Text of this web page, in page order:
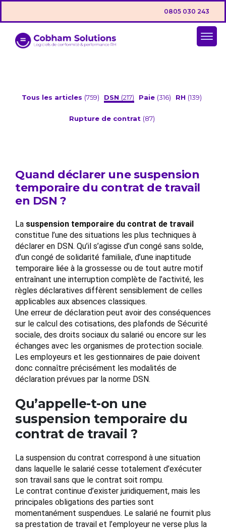
0805 030 243
Tous les articles (759) DSN (217) Paie (316) RH (139)
Rupture de contrat (87)
Quand déclarer une suspension
temporaire du contrat de travail
en DSN ?
La suspension temporaire du contrat de travail
constitue l’une des situations les plus techniques à
déclarer en DSN. Qu’il s’agisse d’un congé sans solde,
d’un congé de solidarité familiale, d’une inaptitude
temporaire liée à la grossesse ou de tout autre motif
entraînant une interruption complète de l’activité, les
règles déclaratives diffèrent sensiblement de celles
applicables aux absences classiques.
Une erreur de déclaration peut avoir des conséquences
sur le calcul des cotisations, des plafonds de Sécurité
sociale, des droits sociaux du salarié ou encore sur les
échanges avec les organismes de protection sociale.
Les employeurs et les gestionnaires de paie doivent
donc connaître précisément les modalités de
déclaration prévues par la norme DSN.
Qu’appelle-t-on une
suspension temporaire du
contrat de travail ?
La suspension du contrat correspond à une situation
dans laquelle le salarié cesse totalement d’exécuter
son travail sans que le contrat soit rompu.
Le contrat continue d’exister juridiquement, mais les
principales obligations des parties sont
momentanément suspendues. Le salarié ne fournit plus
sa prestation de travail et l’employeur ne verse plus la